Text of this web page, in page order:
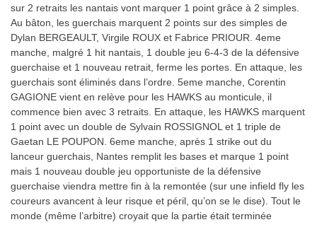
sur 2 retraits les nantais vont marquer 1 point grâce à 2 simples.
Au bâton, les guerchais marquent 2 points sur des simples de
Dylan BERGEAULT, Virgile ROUX et Fabrice PRIOUR. 4eme
manche, malgré 1 hit nantais, 1 double jeu 6-4-3 de la défensive
guerchaise et 1 nouveau retrait, ferme les portes. En attaque, les
guerchais sont éliminés dans l’ordre. 5eme manche, Corentin
GAGIONE vient en relève pour les HAWKS au monticule, il
commence bien avec 3 retraits. En attaque, les HAWKS marquent
1 point avec un double de Sylvain ROSSIGNOL et 1 triple de
Gaetan LE POUPON. 6eme manche, après 1 strike out du
lanceur guerchais, Nantes remplit les bases et marque 1 point
mais 1 nouveau double jeu opportuniste de la défensive
guerchaise viendra mettre fin à la remontée (sur une infield fly les
coureurs avancent à leur risque et péril, qu’on se le dise). Tout le
monde (même l’arbitre) croyait que la partie était terminée